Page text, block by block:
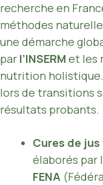
recherche en
méthodes
une démarche
par l’INSERM et les
nutrition
lors de transitions
résultats probants.
Cures de
élaborés par
FENA